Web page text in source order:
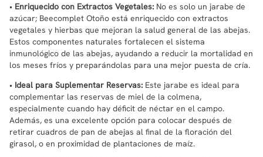
• Enriquecido con Extractos Vegetales: No es solo un jarabe de
azúcar; Beecomplet Otoño está enriquecido con extractos
vegetales y hierbas que mejoran la salud general de las abejas.
Estos componentes naturales fortalecen el sistema
inmunológico de las abejas, ayudando a reducir la mortalidad en
los meses fríos y preparándolas para una mejor puesta de cría.
• Ideal para Suplementar Reservas: Este jarabe es ideal para
complementar las reservas de miel de la colmena,
especialmente cuando hay déficit de néctar en el campo.
Además, es una excelente opción para colocar después de
retirar cuadros de pan de abejas al final de la floración del
girasol, o en proximidad de plantaciones de maíz.